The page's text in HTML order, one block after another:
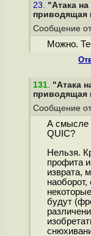
23. "Атака
приводящая
Сообщение
Можно.
131. "Атака
приводящая
Сообщение
А смысле
QUIC?
Нельзя.
профита
изврата,
будут